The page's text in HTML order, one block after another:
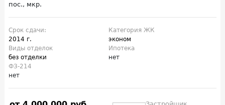
пос., мкр.
Срок сдачи:
2014 г.
Категория ЖК
эконом
Виды отделок
без отделки
Ипотека
нет
ФЗ-214
нет